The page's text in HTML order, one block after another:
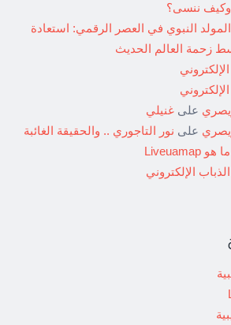
وكيف ننسى؟
المولد النبوي في العصر الرقمي: استعادة
زحمة العالم الحديث
على غنيلي
على نور التاجوري .. والحقيقة الغائبة
ما هو Liveuamap
الذباب الإلكتروني